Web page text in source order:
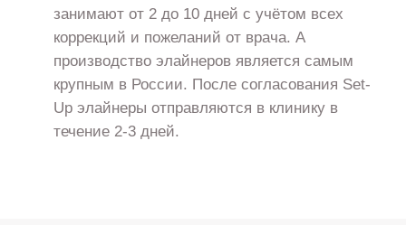
занимают от 2 до 10 дней с учётом всех
коррекций и пожеланий от врача. А
производство элайнеров является самым
крупным в России. После согласования Set-
Up элайнеры отправляются в клинику в
течение 2-3 дней.